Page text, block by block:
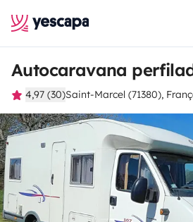
Autocaravana
4,97 (30)Saint-Marcel (71380),